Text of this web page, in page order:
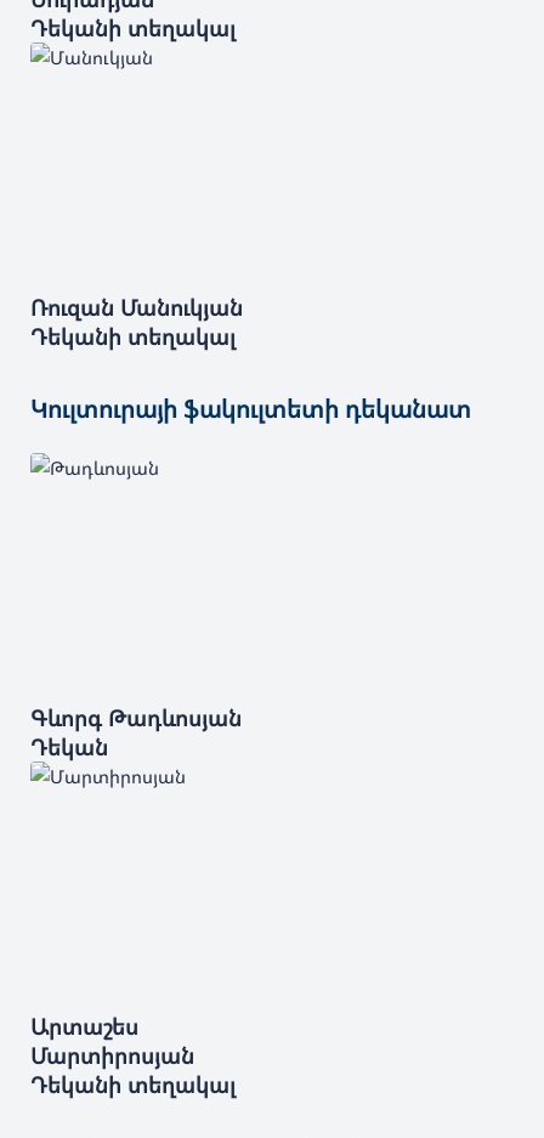
Դեկանի տեղակալ
Ռուզան Մանուկյան
Դեկանի տեղակալ
Կուլտուրայի ֆակուլտետի դեկանատ
Գևորգ Թադևոսյան
Դեկան
Արտաշես
Մարտիրոսյան
Դեկանի տեղակալ